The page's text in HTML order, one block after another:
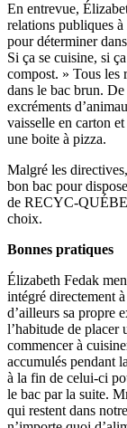
En entrevue,
relations publiques
pour déterminer
Si ça se cuisine, si
compost. » Tous les
dans le bac brun.
excréments
vaisselle en carton
une boite à pizza.
Malgré les
bon bac pour
de RECYC-
choix.
Bonnes pratiques
Élizabeth Fedak
intégré directement
d’ailleurs sa propre
l’habitude de placer
commencer à
accumulés pendant
à la fin de celui-ci
le bac par la suite.
qui restent dans